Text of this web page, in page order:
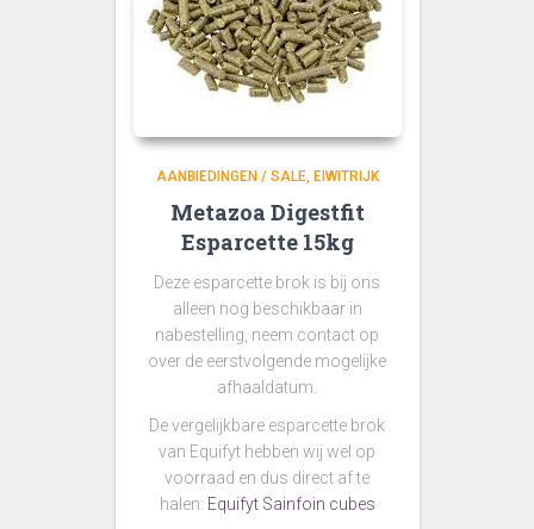
AANBIEDINGEN / SALE EIWITRIJK
Metazoa Digestfit
Esparcette 15kg
Deze esparcette brok is bij ons
alleen nog beschikbaar in
nabestelling, neem contact op
over de eerstvolgende mogelijke
afhaaldatum.
De vergelijkbare esparcette brok
van Equifyt hebben wij wel op
voorraad en dus direct af te
halen: Equifyt Sainfoin cubes